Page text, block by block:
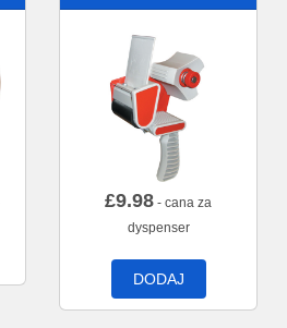
£9.98 - cana za
dyspenser
DODAJ